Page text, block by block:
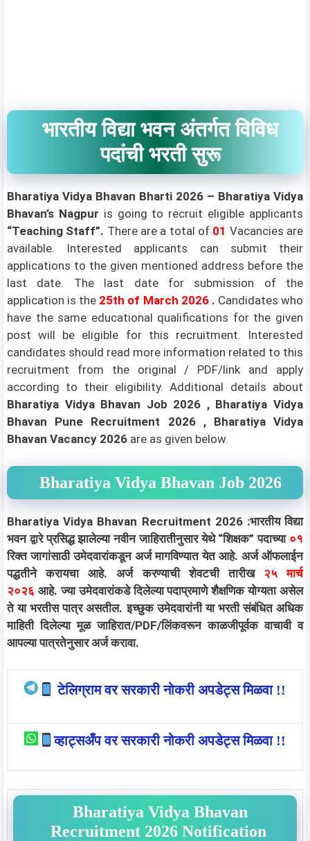
भारतीय विद्या भवन अंतर्गत विविध
पदांची भरती सुरू
Bharatiya Vidya Bhavan Bharti 2026 – Bharatiya Vidya
Bhavan’s Nagpur is going to recruit eligible applicants
“Teaching Staff”. There are a total of 01 Vacancies are
available. Interested applicants can submit their
applications to the given mentioned address before the
last date. The last date for submission of the
application is the 25th of March 2026 . Candidates who
have the same educational qualifications for the given
post will be eligible for this recruitment. Interested
candidates should read more information related to this
recruitment from the original / PDF/link and apply
according to their eligibility.Additional details about
Bharatiya Vidya Bhavan Job 2026 , Bharatiya Vidya
Bhavan Pune Recruitment 2026 , Bharatiya Vidya
Bhavan Vacancy 2026 are as given below.
Bharatiya Vidya Bhavan Job 2026
Bharatiya Vidya Bhavan Recruitment 2026 :भारतीय विद्या
भवन द्वारे प्रसिद्ध झालेल्या नवीन जाहिरातीनुसार येथे “शिक्षक” पदाच्या ०१
रिक्त जागांसाठी उमेदवारांकडून अर्ज मागविण्यात येत आहे. अर्ज ऑफलाईन
पद्धतीने करायचा आहे. अर्ज करण्याची शेवटची तारीख २५ मार्च
२०२६ आहे. ज्या उमेदवारांकडे दिलेल्या पदाप्रमाणे शैक्षणिक योग्यता असेल
ते या भरतीस पात्र असतील. इच्छुक उमेदवारांनी या भरती संबंधित अधिक
माहिती दिलेल्या मूळ जाहिरात/PDF/लिंकवरून काळजीपूर्वक वाचावी व
आपल्या पात्रतेनुसार अर्ज करावा.
टेलिग्राम वर सरकारी नोकरी अपडेट्स मिळवा !!
व्हाट्सअँप वर सरकारी नोकरी अपडेट्स मिळवा !!
Bharatiya Vidya Bhavan
Recruitment 2026 Notification